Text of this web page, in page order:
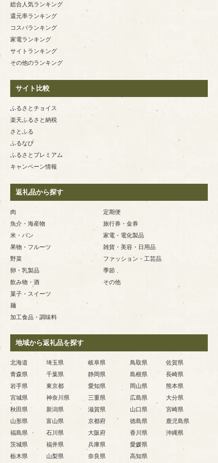
総合人気ランキング
還元率ランキング
コスパランキング
家電ランキング
サイトランキング
その他のランキング
サイト比較
ふるさとチョイス
楽天ふるさと納税
さとふる
ふるなび
ふるさとプレミアム
キャンペーン情報
返礼品から探す
肉
魚介・海産物
米・パン
果物・フルーツ
野菜
卵・乳製品
飲み物・酒
菓子・スイーツ
麺
加工食品・調味料
定期便
旅行券・金券
家電・電化製品
雑貨・美容・日用品
ファッション・工芸品
季節
その他
地域から返礼品を探す
北海道
青森県
岩手県
宮城県
秋田県
山形県
福島県
茨城県
栃木県
埼玉県
千葉県
東京都
神奈川県
新潟県
富山県
石川県
福井県
山梨県
岐阜県
静岡県
愛知県
三重県
滋賀県
京都府
大阪府
兵庫県
奈良県
鳥取県
島根県
岡山県
広島県
山口県
徳島県
香川県
愛媛県
高知県
佐賀県
長崎県
熊本県
大分県
宮崎県
鹿児島県
沖縄県